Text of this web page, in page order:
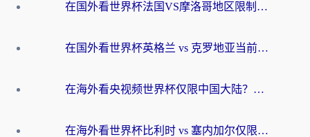
在国外看世界杯法国VS摩洛哥地区限制？这篇指南让你流畅看中文解说无压力
在国外看世界杯英格兰 vs 克罗地亚当前地区不可播放？这篇指南帮你搞定所有海外观赛难题
在海外看央视频世界杯仅限中国大陆？这篇指南帮你解锁中文解说+无卡顿直播
在海外看世界杯比利时 vs 塞内加尔仅限中国大陆？我找到了最流畅的中文解说之路